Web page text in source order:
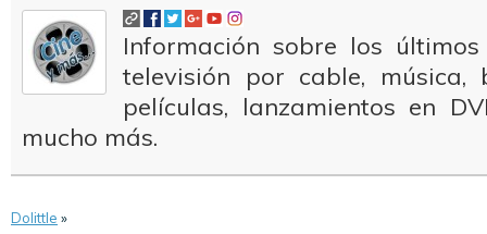
Información sobre los
televisión por cable, música,
películas, lanzamientos en
mucho más.
Dolittle »